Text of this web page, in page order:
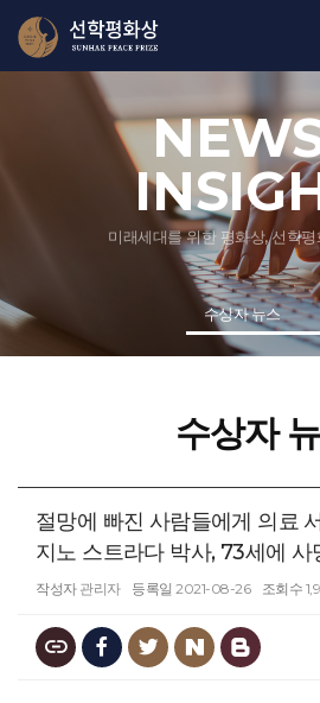
미래세대를 위한 평화상, 선학
수상자 뉴스
수상자
절망에 빠진 사람들에게 의료
지노 스트라다 박사, 73세에 사
작성자 관리자 등록일 2021-08-26 조회수